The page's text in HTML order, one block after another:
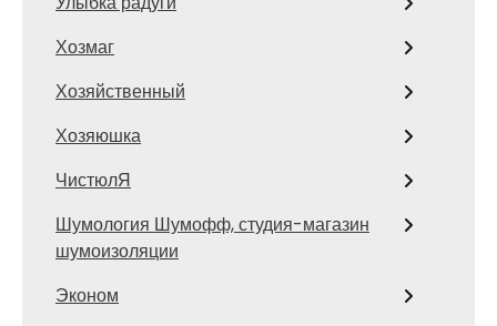
Хозмаг
Хозяйственный
Хозяюшка
ЧистюлЯ
Шумология Шумофф, студия-магазин
шумоизоляции
Эконом